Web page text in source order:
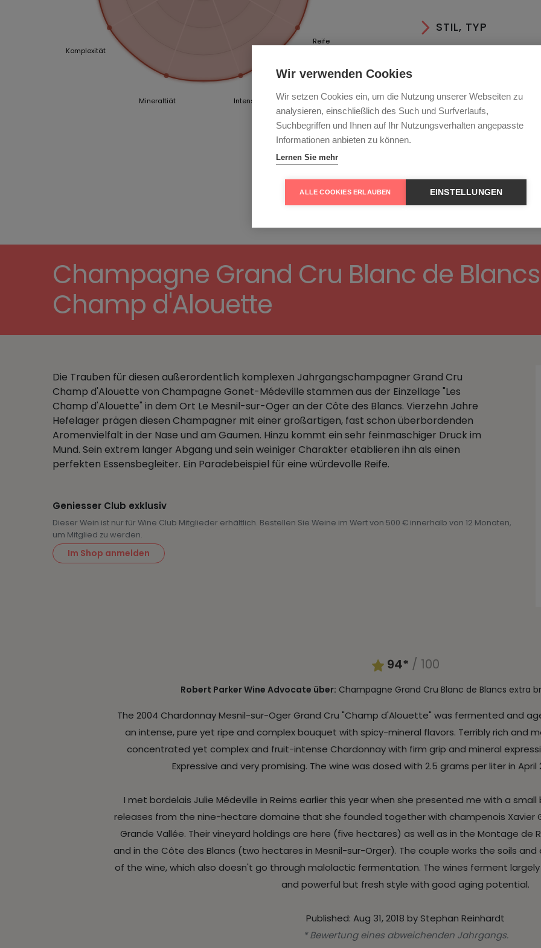
Reife
Intensität
Mineraltiät
Komplexität
STIL, TYP
ANLASS &
LAGER & SERVIEREN
Champagne Grand Cru Blanc de
Champ d'Alouette
Die Trauben für diesen außerordentlich komplexen Jahrgangschampagner Grand Cru
Champ d'Alouette von Champagne Gonet-Médeville stammen aus der Einzellage "Les
Champ d'Alouette" in dem Ort Le Mesnil-sur-Oger an der Côte des Blancs. Vierzehn Jahre
Hefelager prägen diesen Champagner mit einer großartigen, fast schon überbordenden
Aromenvielfalt in der Nase und am Gaumen. Hinzu kommt ein sehr feinmaschiger Druck im
Mund. Sein extrem langer Abgang und sein weiniger Charakter etablieren ihn als einen
perfekten Essensbegleiter. Ein Paradebeispiel für eine würdevolle Reife.
Geniesser Club exklusiv
Dieser Wein ist nur für Wine Club Mitglieder erhältlich. Bestellen Sie Weine im Wert von 500 € innerhalb von 12 Monaten,
um Mitglied zu werden.
Im Shop anmelden
94* / 100
Robert Parker Wine Advocate über: Champagne Grand Cru Blanc de Blancs extra
The 2004 Chardonnay Mesnil-sur-Oger Grand Cru "Champ d'Alouette" was fermented and
an intense, pure yet ripe and complex bouquet with spicy-mineral flavors. Terribly rich and
concentrated yet complex and fruit-intense Chardonnay with firm grip and mineral
Expressive and very promising. The wine was dosed with 2.5 grams per liter in April
I met bordelais Julie Médeville in Reims earlier this year when she presented me with a
releases from the nine-hectare domaine that she founded together with champenois Xavier
Grande Vallée. Their vineyard holdings are here (five hectares) as well as in the Montage de
and in the Côte des Blancs (two hectares in Mesnil-sur-Orger). The couple works the soils
of the wine, which also doesn't go through malolactic fermentation. The wines ferment
and powerful but fresh style with good aging potential.
Published: Aug 31, 2018 by Stephan Reinhardt
* Bewertung eines abweichenden Jahrgangs.
Wir verwenden Cookies
Wir setzen Cookies ein, um die Nutzung unserer Webseiten zu
analysieren, einschließlich des Such und Surfverlaufs,
Suchbegriffen und Ihnen auf Ihr Nutzungsverhalten angepasste
Informationen anbieten zu können.
Lernen Sie mehr
ALLE COOKIES ERLAUBEN EINSTELLUNGEN